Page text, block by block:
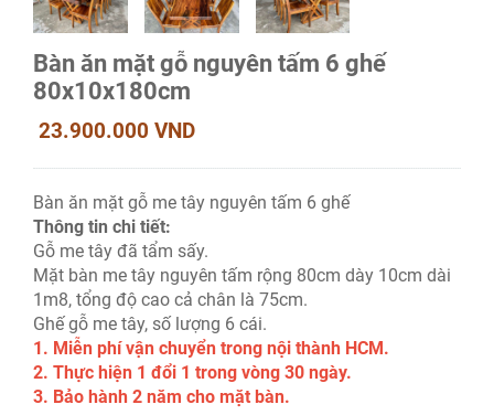
Bàn ăn mặt gỗ nguyên tấm 6 ghế
80x10x180cm
23.900.000 VND
Bàn ăn mặt gỗ me tây nguyên tấm 6 ghế
Thông tin chi tiết:
Gỗ me tây đã tẩm sấy.
Mặt bàn me tây nguyên tấm rộng 80cm dày 10cm dài
1m8, tổng độ cao cả chân là 75cm.
Ghế gỗ me tây, số lượng 6 cái.
1. Miễn phí vận chuyển trong nội thành HCM.
2. Thực hiện 1 đổi 1 trong vòng 30 ngày.
3. Bảo hành 2 năm cho mặt bàn.